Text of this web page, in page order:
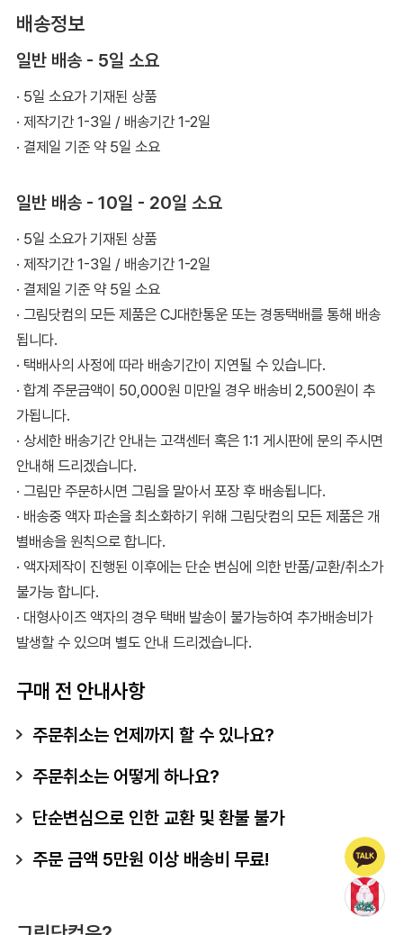
배송정보
일반 배송 - 5일 소요
· 5일 소요가 기재된 상품
· 제작기간 1-3일 / 배송기간 1-2일
· 결제일 기준 약 5일 소요
일반 배송 - 10일 - 20일 소요
· 5일 소요가 기재된 상품
· 제작기간 1-3일 / 배송기간 1-2일
· 결제일 기준 약 5일 소요
· 그림닷컴의 모든 제품은 CJ대한통운 또는 경동택배를 통해 배송
됩니다.
· 택배사의 사정에 따라 배송기간이 지연될 수 있습니다.
· 합계 주문금액이 50,000원 미만일 경우 배송비 2,500원이 추
가됩니다.
· 상세한 배송기간 안내는 고객센터 혹은 1:1 게시판에 문의 주시면
안내해 드리겠습니다.
· 그림만 주문하시면 그림을 말아서 포장 후 배송됩니다.
· 배송중 액자 파손을 최소화하기 위해 그림닷컴의 모든 제품은 개
별배송을 원칙으로 합니다.
· 액자제작이 진행된 이후에는 단순 변심에 의한 반품/교환/취소가
불가능 합니다.
· 대형사이즈 액자의 경우 택배 발송이 불가능하여 추가배송비가
발생할 수 있으며 별도 안내 드리겠습니다.
구매 전 안내사항
주문취소는 언제까지 할 수 있나요?
주문취소는 어떻게 하나요?
단순변심으로 인한 교환 및 환불 불가
주문 금액 5만원 이상 배송비 무료!